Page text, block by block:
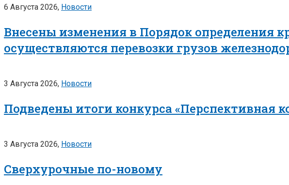
6 Августа 2026, Новости
Внесены изменения в Порядок определения
осуществляются перевозки грузов
3 Августа 2026, Новости
Подведены итоги конкурса «Перспективная
3 Августа 2026, Новости
Сверхурочные по-новому